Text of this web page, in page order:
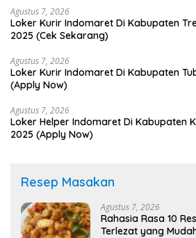
Agustus 7, 2026
Loker Kurir Indomaret Di Kabupaten
2025 (Cek Sekarang)
Agustus 7, 2026
Loker Kurir Indomaret Di Kabupaten
(Apply Now)
Agustus 7, 2026
Loker Helper Indomaret Di Kabupaten
2025 (Apply Now)
Resep Masakan
Agustus 7, 2026
Rahasia Rasa 10
Terlezat yang